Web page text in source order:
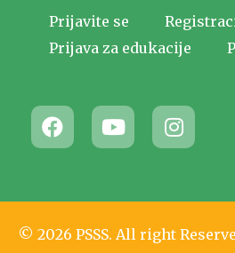
Prijavite se
Prijava za edukacije
© 2026 PSSS. All right